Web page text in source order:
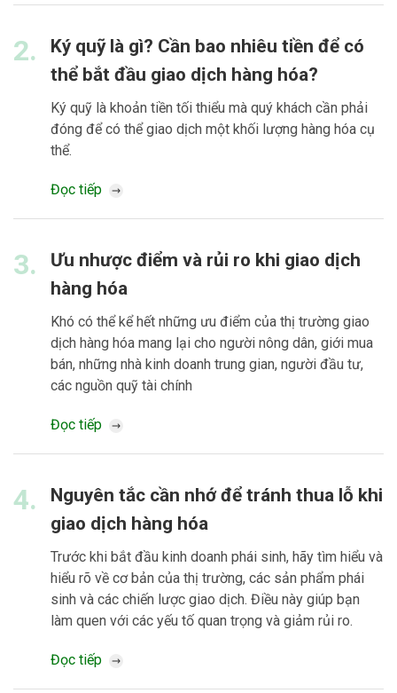
2.
Ký quỹ là gì? Cần bao nhiêu tiền để có
thể bắt đầu giao dịch hàng hóa?
Ký quỹ là khoản tiền tối thiểu mà quý khách cần phải
đóng để có thể giao dịch một khối lượng hàng hóa cụ
thể.
Đọc tiếp
3.
Ưu nhược điểm và rủi ro khi giao dịch
hàng hóa
Khó có thể kể hết những ưu điểm của thị trường giao
dịch hàng hóa mang lại cho người nông dân, giới mua
bán, những nhà kinh doanh trung gian, người đầu tư,
các nguồn quỹ tài chính
Đọc tiếp
4.
Nguyên tắc cần nhớ để tránh thua lỗ khi
giao dịch hàng hóa
Trước khi bắt đầu kinh doanh phái sinh, hãy tìm hiểu và
hiểu rõ về cơ bản của thị trường, các sản phẩm phái
sinh và các chiến lược giao dịch. Điều này giúp bạn
làm quen với các yếu tố quan trọng và giảm rủi ro.
Đọc tiếp